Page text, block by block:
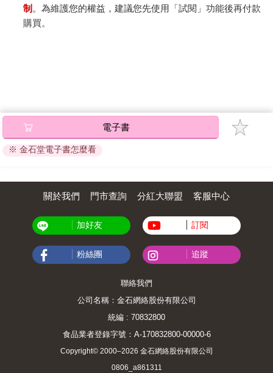
制 。為維護您的權益，建議您先使用「試閱」功能後再付款
購買。
電子書
※ 金石堂電子書怎麼看
關於我們 門市查詢 分紅大聯盟 客服中心
加好友 訂閱
粉絲團 追蹤
聯絡我們
公司名稱：金石網絡股份有限公司
統編 : 70832800
食品業者登錄字號：A-170832800-00000-6
Copyright© 2000–2026 金石網絡股份有限公司
0806_a861311